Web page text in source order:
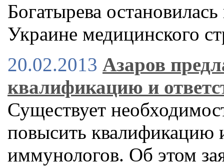
Богатырева
Украине медицинского
20.02.2013 Азаров
квалификацию и
Существует
повысить квалификацию
иммунологов. Об этом